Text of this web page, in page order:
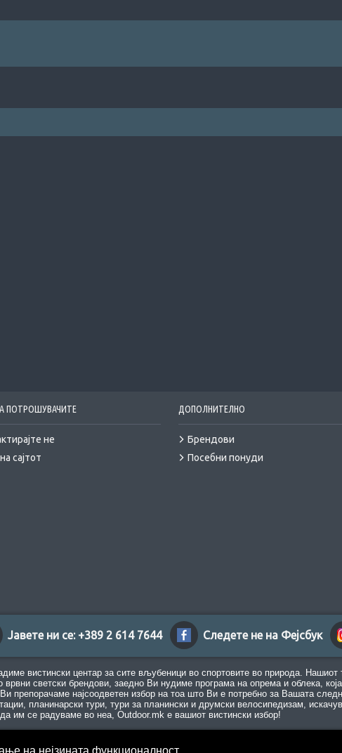
ПОТРОШУВАЧИТЕ
не
сајтот
ДОПОЛНИТЕЛНО
Брендови
Посебни понуди
Јавете ни се: +389 2 614 7644 Следете не на Фејсбук
вистински центар за сите вљубеници во спортовите во природа.
врвни светски брендови, заедно Ви нудиме програма на опрема и облека,
препорачаме најсоодветен избор на тоа што Ви е потребно за Вашата
планинарски тури, тури за планински и друмски велосипедизам,
им се радуваме во неа, Outdoor.mk е вашиот вистински избор!
© 2023 Outdoor.mk, Сите права се заджани